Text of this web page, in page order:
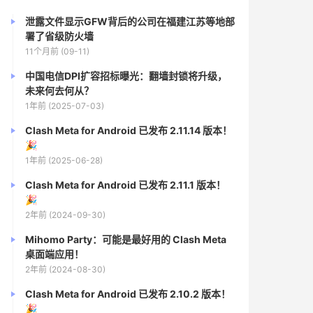
泄露文件显示GFW背后的公司在福建江苏等地部
署了省级防火墙
11个月前 (09-11)
中国电信DPI扩容招标曝光：翻墙封锁将升级，
未来何去何从？
1年前 (2025-07-03)
Clash Meta for Android 已发布 2.11.14 版本！
🎉
1年前 (2025-06-28)
Clash Meta for Android 已发布 2.11.1 版本！
🎉
2年前 (2024-09-30)
Mihomo Party：可能是最好用的 Clash Meta
桌面端应用！
2年前 (2024-08-30)
Clash Meta for Android 已发布 2.10.2 版本！
🎉